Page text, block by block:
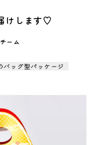
けします♡
ーム
ッグ型パッケージ